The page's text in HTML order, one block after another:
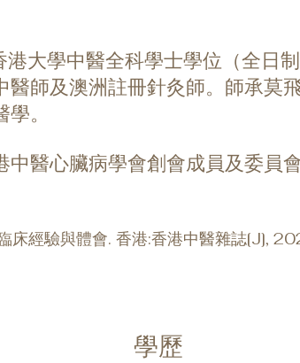
大學中醫全科學士學位（全日
師及澳洲註冊針灸師。師承莫
。
中醫心臟病學會創會成員及委
床經驗與體會. 香港:香港中醫雜誌[J],
學歷